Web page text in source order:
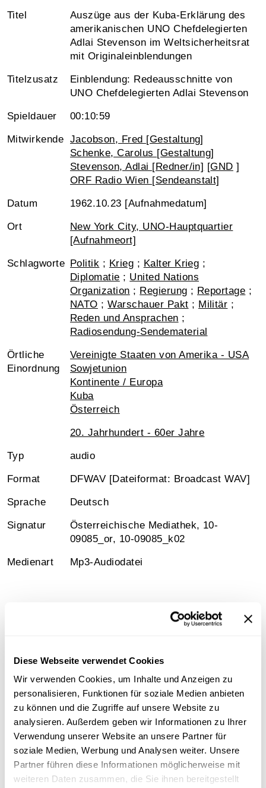
Diese Webseite verwendet Cookies
Wir verwenden Cookies, um Inhalte und Anzeigen zu
personalisieren, Funktionen für soziale Medien anbieten
zu können und die Zugriffe auf unsere Website zu
analysieren. Außerdem geben wir Informationen zu Ihrer
Verwendung unserer Website an unsere Partner für
soziale Medien, Werbung und Analysen weiter. Unsere
Partner führen diese Informationen möglicherweise mit
weiteren Daten zusammen, die Sie ihnen bereitgestellt
Titel
Auszüge aus der Kuba-Erklärung des
amerikanischen UNO Chefdelegierten
Adlai Stevenson im Weltsicherheitsrat
mit Originaleinblendungen
Titelzusatz
Einblendung: Redeausschnitte von
UNO Chefdelegierten Adlai Stevenson
Spieldauer 00:10:59
Mitwirkende Jacobson, Fred [Gestaltung]
Schenke, Carolus [Gestaltung]
Stevenson, Adlai [Redner/in] [GND ]
ORF Radio Wien [Sendeanstalt]
Datum 1962.10.23 [Aufnahmedatum]
Ort
New York City, UNO-Hauptquartier
[Aufnahmeort]
Schlagworte Politik ; Krieg ; Kalter Krieg ;
Diplomatie ; United Nations
Organization ; Regierung ; Reportage ;
NATO ;Warschauer Pakt ; Militär ;
Reden und Ansprachen ;
Radiosendung-Sendematerial
Örtliche
Einordnung
Vereinigte Staaten von Amerika - USA
Sowjetunion
Kontinente / Europa
Kuba
Österreich
20. Jahrhundert - 60er Jahre
Typ audio
Format DFWAV [Dateiformat: Broadcast WAV]
Sprache Deutsch
Signatur
Österreichische Mediathek, 10-
09085_or, 10-09085_k02
Medienart Mp3-Audiodatei
Inhalt
Sehr schlechte Tonqualität
Sammlungsgeschichte
Sammlung Aufnahmen des "United States Information
Service" ( USIS ) aus der Wienbibliothek
Art der Aufnahme